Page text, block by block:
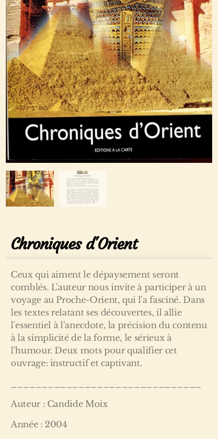
Chroniques d'Orient
Ceux qui aiment le dépaysement seront
comblés. L'auteur nous invite à participer à un
voyage au Proche-Orient, qui l'a fasciné. Dans
les textes relatant ses découvertes, il allie
l'essentiel à l'anecdote, la précision du contenu
à la simplicité de la forme, le sérieux à
l'humour. Deux mots pour qualifier cet
ouvrage: instructif et captivant.
Auteur : Candide Moix
Année : 2004